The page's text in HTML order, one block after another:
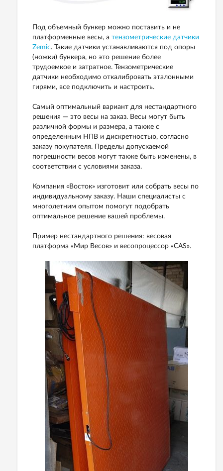
Под объемный бункер можно поставить и не
платформенные весы, а тензометрические датчики
Zemic. Такие датчики устанавливаются под опоры
(ножки) бункера, но это решение более
трудоемкое и затратное. Тензометрические
датчики необходимо откалибровать эталонными
гирями, все подключить и настроить.
Самый оптимальный вариант для нестандартного
решения — это весы на заказ. Весы могут быть
различной формы и размера, а также с
определенным НПВ и дискретностью, согласно
заказу покупателя. Пределы допускаемой
погрешности весов могут также быть изменены, в
соответствии с условиями заказа.
Компания «Восток» изготовит или собрать весы по
индивидуальному заказу. Наши специалисты с
многолетним опытом помогут подобрать
оптимальное решение вашей проблемы.
Пример нестандартного решения: весовая
платформа «Мир Весов» и весопроцессор «CAS».